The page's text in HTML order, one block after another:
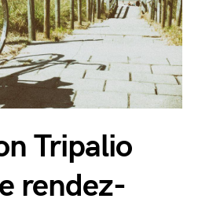
Tripalio
rendez-